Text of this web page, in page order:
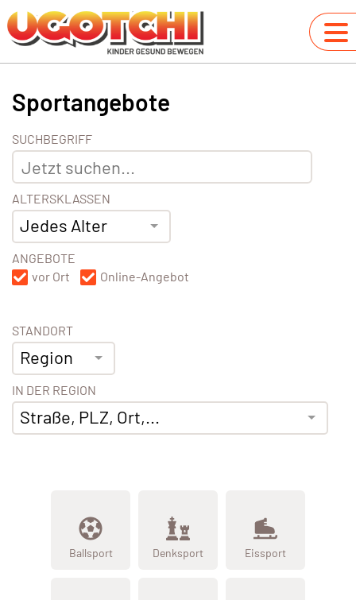
Sportangebote
SUCHBEGRIFF
ALTERSKLASSEN
Jedes Alter
ANGEBOTE
vor Ort
Online-Angebot
STANDORT
Region
IN DER REGION
Straße, PLZ, Ort,...
Ballsport Denksport Eissport